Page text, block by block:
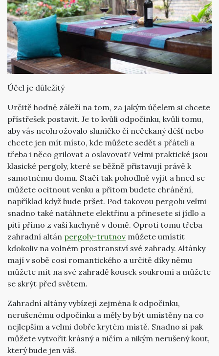
Účel je důležitý
Určitě hodně záleží na tom, za jakým účelem si chcete
přístřešek postavit. Je to kvůli odpočinku, kvůli tomu,
aby vás neohrožovalo sluníčko či nečekaný déšť nebo
chcete jen mít místo, kde můžete sedět s přáteli a
třeba i něco grilovat a oslavovat? Velmi praktické jsou
klasické pergoly, které se běžně přistavují právě k
samotnému domu. Stačí tak pohodlně vyjít a hned se
můžete ocitnout venku a přitom budete chránění,
například když bude pršet. Pod takovou pergolu velmi
snadno také natáhnete elektřinu a přinesete si jídlo a
pití přímo z vaší kuchyně v domě. Oproti tomu třeba
zahradní altán pergoly-trutnov můžete umístit
kdokoliv na volném prostranství své zahrady. Altánky
mají v sobě cosi romantického a určitě díky němu
můžete mít na své zahradě kousek soukromí a můžete
se skrýt před světem.
Zahradní altány vybízejí zejména k odpočinku,
nerušenému odpočinku a měly by být umístěny na co
nejlepším a velmi dobře krytém místě. Snadno si pak
můžete vytvořit krásný a ničím a nikým nerušený kout,
který bude jen váš.